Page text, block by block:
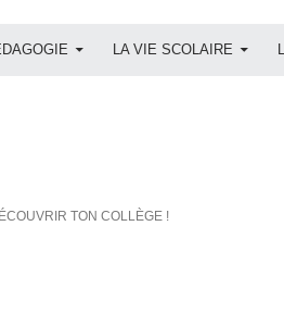
LA VIE SCOLAIRE
TON COLLÈGE !